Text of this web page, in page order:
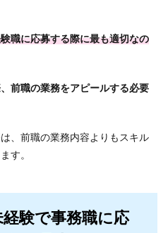
職に応募する際に最も適切なの
前職の業務をアピールする必要
、前職の業務内容よりもスキル
す。
経験で事務職に応